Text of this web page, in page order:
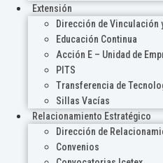
Extensión
Dirección de Vinculación
Educación Continua
Acción E – Unidad de
PITS
Transferencia de
Sillas Vacías
Relacionamiento Estratégico
Dirección de
Convenios